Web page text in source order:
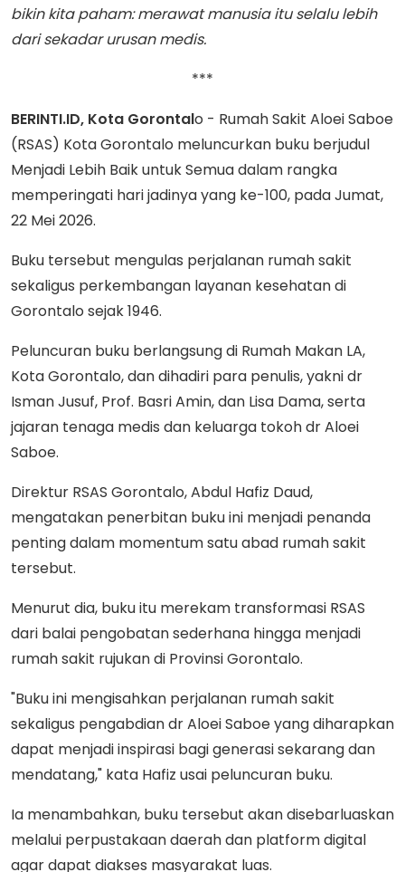
bikin kita paham: merawat manusia itu selalu lebih
dari sekadar urusan medis.
***
BERINTI.ID, Kota Gorontalo - Rumah Sakit Aloei Saboe
(RSAS) Kota Gorontalo meluncurkan buku berjudul
Menjadi Lebih Baik untuk Semua dalam rangka
memperingati hari jadinya yang ke-100, pada Jumat,
22 Mei 2026.
Buku tersebut mengulas perjalanan rumah sakit
sekaligus perkembangan layanan kesehatan di
Gorontalo sejak 1946.
Peluncuran buku berlangsung di Rumah Makan LA,
Kota Gorontalo, dan dihadiri para penulis, yakni dr
Isman Jusuf, Prof. Basri Amin, dan Lisa Dama, serta
jajaran tenaga medis dan keluarga tokoh dr Aloei
Saboe.
Direktur RSAS Gorontalo, Abdul Hafiz Daud,
mengatakan penerbitan buku ini menjadi penanda
penting dalam momentum satu abad rumah sakit
tersebut.
Menurut dia, buku itu merekam transformasi RSAS
dari balai pengobatan sederhana hingga menjadi
rumah sakit rujukan di Provinsi Gorontalo.
"Buku ini mengisahkan perjalanan rumah sakit
sekaligus pengabdian dr Aloei Saboe yang diharapkan
dapat menjadi inspirasi bagi generasi sekarang dan
mendatang," kata Hafiz usai peluncuran buku.
Ia menambahkan, buku tersebut akan disebarluaskan
melalui perpustakaan daerah dan platform digital
agar dapat diakses masyarakat luas.